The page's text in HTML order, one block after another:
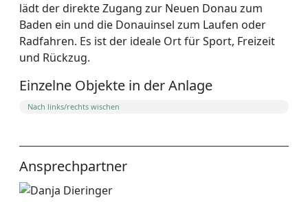
lädt der direkte Zugang zur Neuen Donau zum
Baden ein und die Donauinsel zum Laufen oder
Radfahren. Es ist der ideale Ort für Sport, Freizeit
und Rückzug.
Einzelne Objekte in der Anlage
Ansprechpartner